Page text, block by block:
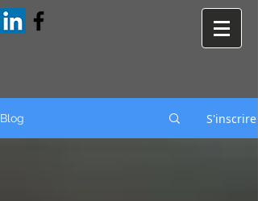
Blog S'inscrire